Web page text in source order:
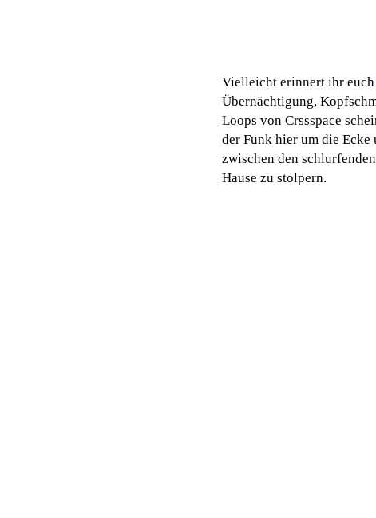
Vielleicht erinnert ihr
Übernächtigung,
Loops von Crssspace
der Funk hier um die
zwischen den
Hause zu stolpern.